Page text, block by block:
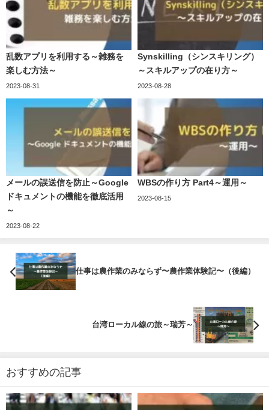
乱数アプリを利用する～雑務を
楽しむ方法～
2023-08-31
Synskilling（シンスキリング）
～スキルアップの在り方～
2023-08-28
メールの誤送信を防止～Google
ドキュメントの機能を徹底活用
～
2023-08-22
WBSの作り方 Part4～運用～
2023-08-15
仕事は農作業のみならず〜農作業体験記〜（後編）
台湾ローカル線の旅～瑞芳～
おすすめの記事